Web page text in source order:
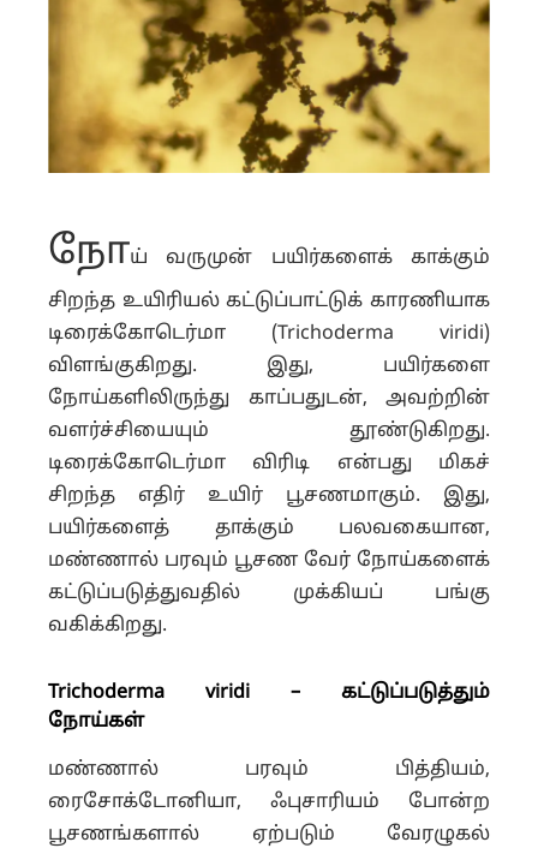
நோய் வருமுன் பயிர்களைக் காக்கும்
சிறந்த உயிரியல் கட்டுப்பாட்டுக் காரணியாக
டிரைக்கோடெர்மா (Trichoderma viridi)
விளங்குகிறது. இது, பயிர்களை
நோய்களிலிருந்து காப்பதுடன், அவற்றின்
வளர்ச்சியையும் தூண்டுகிறது.
டிரைக்கோடெர்மா விரிடி என்பது மிகச்
சிறந்த எதிர் உயிர் பூசணமாகும். இது,
பயிர்களைத் தாக்கும் பலவகையான,
மண்ணால் பரவும் பூசண வேர் நோய்களைக்
கட்டுப்படுத்துவதில் முக்கியப் பங்கு
வகிக்கிறது.
Trichoderma viridi – கட்டுப்படுத்தும்
நோய்கள்
மண்ணால் பரவும் பித்தியம்,
ரைசோக்டோனியா, ஃபுசாரியம் போன்ற
பூசணங்களால் ஏற்படும் வேரழுகல்